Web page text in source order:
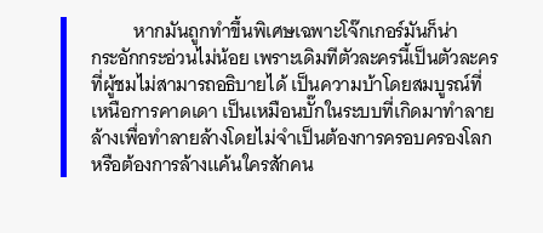
หากมันถูกทำขึ้นพิเศษเฉพาะโจ๊กเกอร์มันก็น่า
กระอักกระอ่วนไม่น้อย เพราะเดิมทีตัวละครนี้เป็นตัวละคร
ที่ผู้ชมไม่สามารถอธิบายได้ เป็นความบ้าโดยสมบูรณ์ที่
เหนือการคาดเดา เป็นเหมือนบั๊กในระบบที่เกิดมาทำลาย
ล้างเพื่อทำลายล้างโดยไม่จำเป็นต้องการครอบครองโลก
หรือต้องการล้างแค้นใครสักคน